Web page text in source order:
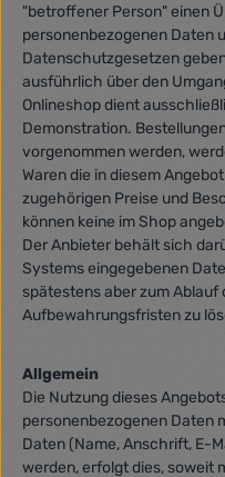
"betroffener Person" einen
personenbezogenen Daten
Datenschutzgesetzen
ausführlich über den
Onlineshop dient
Demonstration.
vorgenommen werden,
Waren die in diesem
zugehörigen Preise und
können keine im Shop
Der Anbieter behält sich
Systems eingegebenen
spätestens aber zum Ablauf
Aufbewahrungsfristen zu
Allgemein
Die Nutzung dieses
personenbezogenen Daten
Daten (Name, Anschrift, E-
werden, erfolgt dies, soweit